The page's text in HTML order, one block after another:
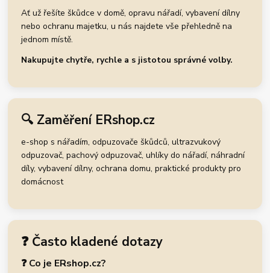
Ať už řešíte škůdce v domě, opravu nářadí, vybavení dílny
nebo ochranu majetku, u nás najdete vše přehledně na
jednom místě.
Nakupujte chytře, rychle a s jistotou správné volby.
🔍 Zaměření ERshop.cz
e-shop s nářadím, odpuzovače škůdců, ultrazvukový
odpuzovač, pachový odpuzovač, uhlíky do nářadí, náhradní
díly, vybavení dílny, ochrana domu, praktické produkty pro
domácnost
❓ Často kladené dotazy
❓ Co je ERshop.cz?